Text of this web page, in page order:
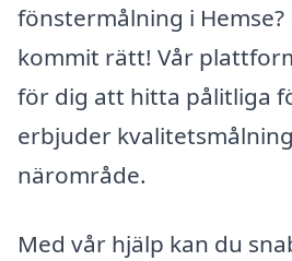
fönstermålning i Hemse?
kommit rätt! Vår
för dig att hitta pålitliga
erbjuder
närområde.
Med vår hjälp kan du